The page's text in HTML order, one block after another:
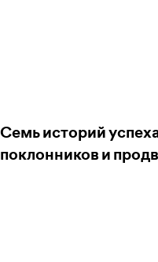
Семь историй
поклонников и